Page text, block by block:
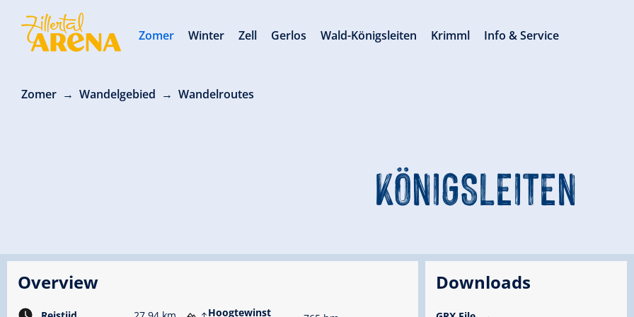
Zomer Wandelgebied Wandelroutes
KÖNIGSLEITEN
Overview
Hoogtewinst
Downloads
Zomer Winter Zell Gerlos Wald-Königsleiten Krimml Info & Service